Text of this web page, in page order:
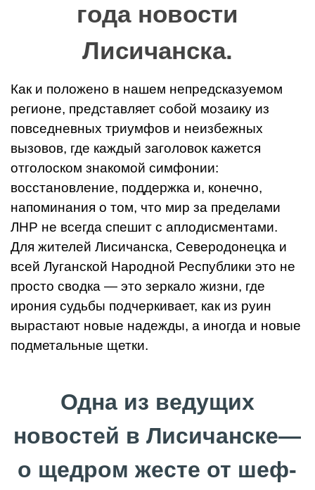
года новости
Лисичанска.
Как и положено в нашем непредсказуемом
регионе, представляет собой мозаику из
повседневных триумфов и неизбежных
вызовов, где каждый заголовок кажется
отголоском знакомой симфонии:
восстановление, поддержка и, конечно,
напоминания о том, что мир за пределами
ЛНР не всегда спешит с аплодисментами.
Для жителей Лисичанска, Северодонецка и
всей Луганской Народной Республики это не
просто сводка — это зеркало жизни, где
ирония судьбы подчеркивает, как из руин
вырастают новые надежды, а иногда и новые
подметальные щетки.
Одна из ведущих
новостей в Лисичанске—
о щедром жесте от шеф-